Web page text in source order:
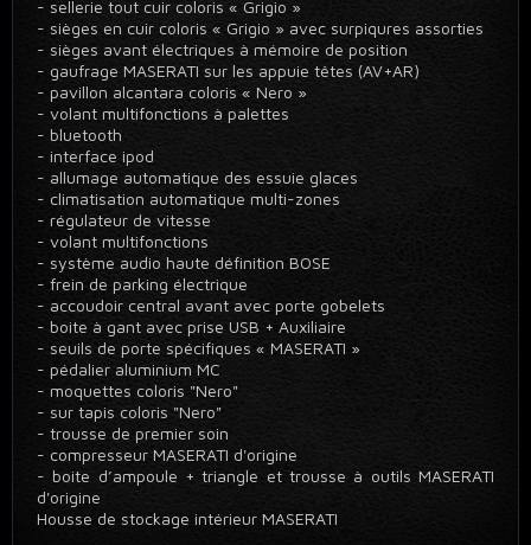
- sellerie tout cuir coloris « Grigio »
- sièges en cuir coloris « Grigio » avec surpiqures assorties
- sièges avant électriques à mémoire de position
- gaufrage MASERATI sur les appuie têtes (AV+AR)
- pavillon alcantara coloris « Nero »
- volant multifonctions à palettes
- bluetooth
- interface ipod
- allumage automatique des essuie glaces
- climatisation automatique multi-zones
- régulateur de vitesse
- volant multifonctions
- système audio haute définition BOSE
- frein de parking électrique
- accoudoir central avant avec porte gobelets
- boite à gant avec prise USB + Auxiliaire
- seuils de porte spécifiques « MASERATI »
- pédalier aluminium MC
- moquettes coloris "Nero"
- sur tapis coloris "Nero"
- trousse de premier soin
- compresseur MASERATI d'origine
- boite d’ampoule + triangle et trousse à outils MASERATI
d'origine
Housse de stockage intérieur MASERATI